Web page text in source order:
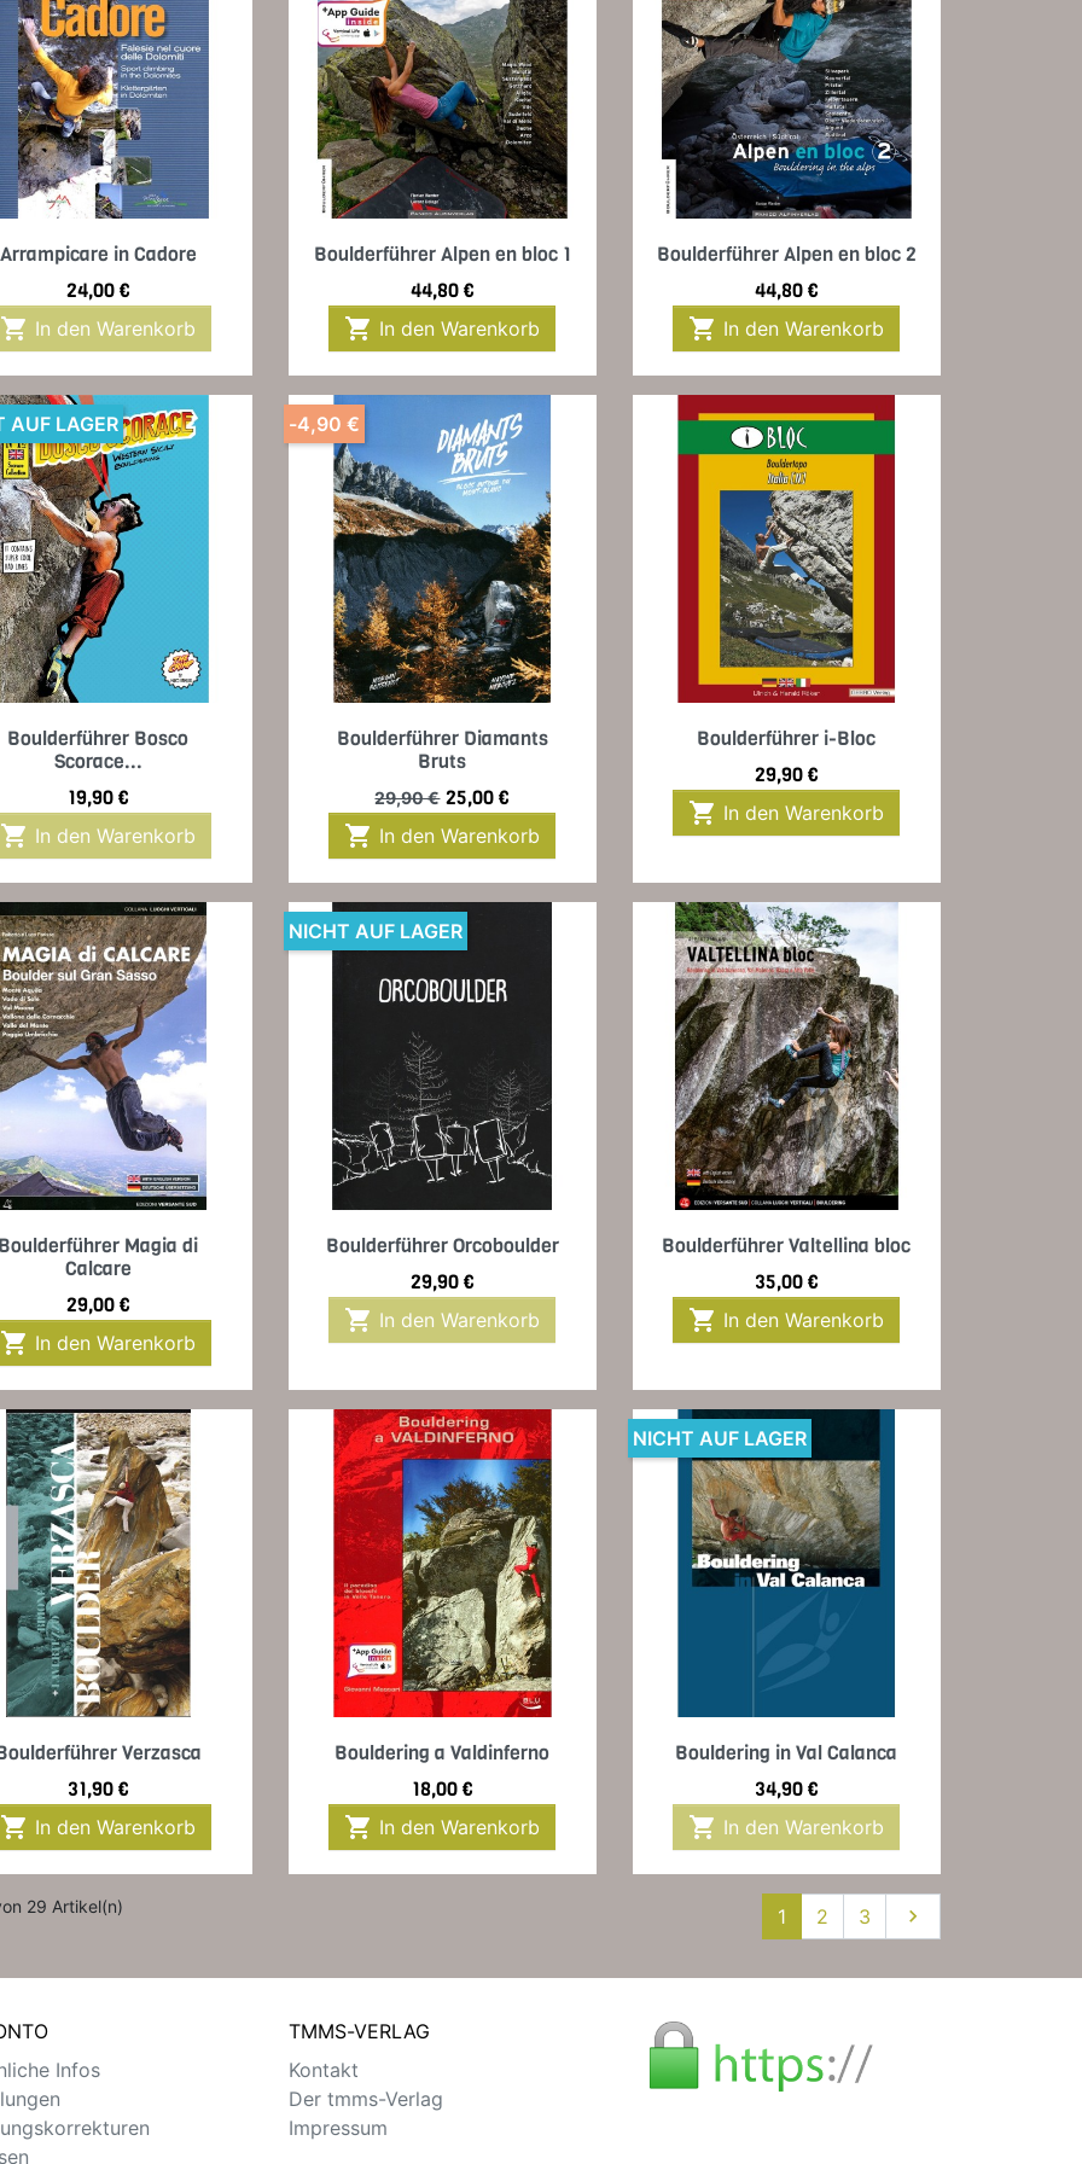
Vorschau
Arrampicare in Cadore
Preis
24,00 €
 In den Warenkorb
 Vorschau
Boulderführer Alpen en bloc 1
Preis
44,80 €
 In den Warenkorb
 Vorschau
Boulderführer Alpen en bloc 2
Preis
44,80 €
 In den Warenkorb
 Vorschau
Boulderführer Bosco
Scorace...
Preis
19,90 €
 In den Warenkorb
AUF LAGER
Vorschau
Boulderführer Diamants
Bruts
Verkaufspreis
29,90 € Preis
25,00 €
 In den Warenkorb
-4,90 €
 Vorschau
Boulderführer i-Bloc
Preis
29,90 €
 In den Warenkorb
VorschauMagia di
Calcare
Preis
29,00 €
 In den Warenkorb
Vorschau
Boulderführer Orcoboulder
Preis
29,90 €
 In den Warenkorb
NICHT AUF LAGER
 Vorschau
Boulderführer Valtellina bloc
Preis
35,00 €
 In den Warenkorb
VorschauVerzasca
Preis
31,90 €
 In den Warenkorb
 Vorschau
Bouldering a Valdinferno
Preis
18,00 €
 In den Warenkorb
 Vorschau
Bouldering in Val Calanca
Preis
34,90 €
 In den Warenkorb
NICHT AUF LAGER
29 Artikel(n) 1 2 3 Weiter

Infos
TMMS-VERLAG
Kontakt
Der tmms-Verlag
Impressum